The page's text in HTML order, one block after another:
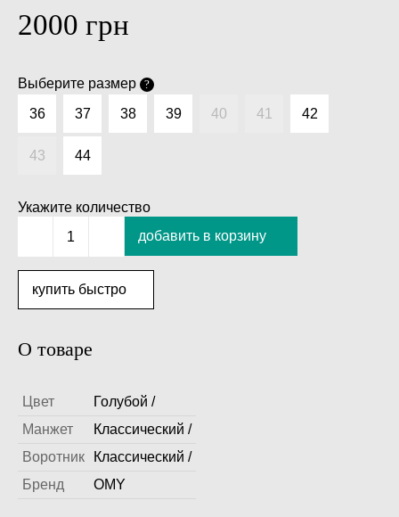
2000 грн
Выберите размер ?
36 37 38 39 40 41 42
43 44
Укажите количество
1
добавить в корзину
купить быстро
О товаре
Цвет
Голубой /
Манжет
Классический /
Воротник
Классический /
Бренд
OMY